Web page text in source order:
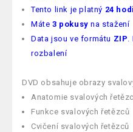
Tento link je platný 24
Máte 3 pokusy na stažení
Data jsou ve formátu ZIP
rozbalení
DVD obsahuje obrazy
Anatomie svalových
Funkce svalových řetězců
Cvičení svalových řetězců